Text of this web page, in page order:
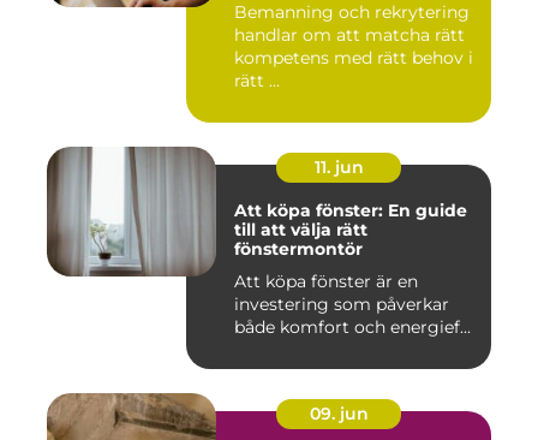
Bemanning och rekrytering
handlar om att matcha rätt
kompetens med rätt behov i
rätt ...
11. jun
Att köpa fönster: En guide
till att välja rätt
fönstermontör
Att köpa fönster är en
investering som påverkar
både komfort och energief...
09. jun